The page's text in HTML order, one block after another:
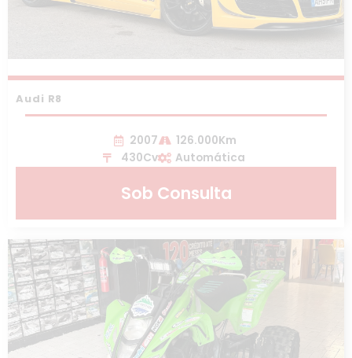
Audi R8
2007
126.000Km
430Cv
Automática
Sob Consulta